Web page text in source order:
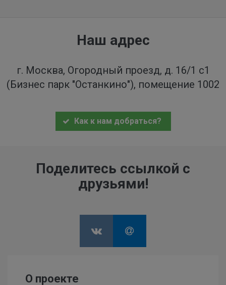
Наш адрес
г. Москва, Огородный проезд, д. 16/1 с1
(Бизнес парк "Останкино"), помещение 1002
Как к нам добраться?
Поделитесь ссылкой с
друзьями!
О проекте